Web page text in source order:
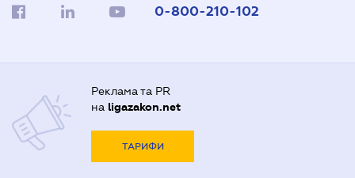
0-800-210-102
Реклама та PR
на ligazakon.net
ТАРИФИ